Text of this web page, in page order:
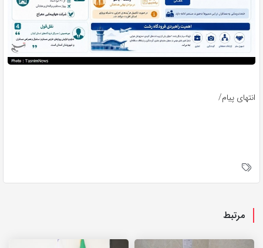
انتهای پیام/
مرتبط